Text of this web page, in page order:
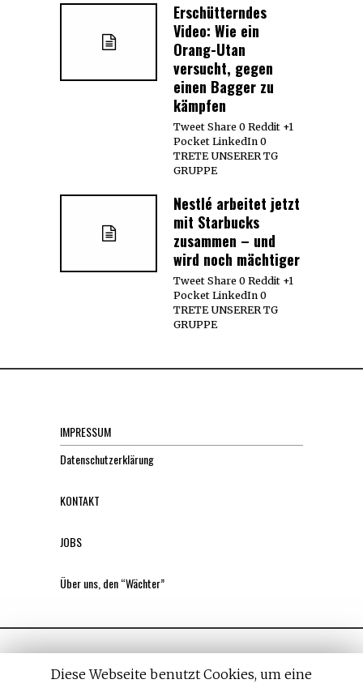
Erschütterndes
Video: Wie ein
Orang-Utan
versucht, gegen
einen Bagger zu
kämpfen
Tweet Share 0 Reddit +1
Pocket LinkedIn 0
TRETE UNSERER TG
GRUPPE
Nestlé arbeitet jetzt
mit Starbucks
zusammen – und
wird noch mächtiger
Tweet Share 0 Reddit +1
Pocket LinkedIn 0
TRETE UNSERER TG
GRUPPE
IMPRESSUM
Datenschutzerklärung
KONTAKT
JOBS
Über uns, den “Wächter”
Diese Webseite benutzt Cookies, um eine